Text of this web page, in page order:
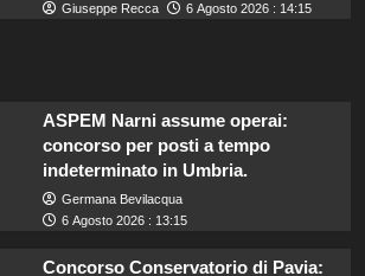
Giuseppe Recca 6 Agosto 2026 : 14:15
ASPEM Narni assume operai:
concorso per posti a tempo
indeterminato in Umbria.
Germana Bevilacqua
6 Agosto 2026 : 13:15
Concorso Conservatorio di Pavia: